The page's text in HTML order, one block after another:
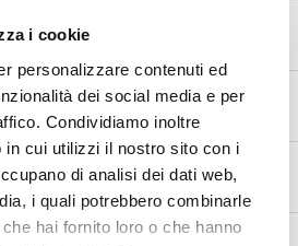
i cookie
personalizzare contenuti ed
dei social media e per
Condividiamo inoltre
in cui utilizzi il nostro sito con i
di analisi dei dati web,
i quali potrebbero combinarle
hai fornito loro o che hanno